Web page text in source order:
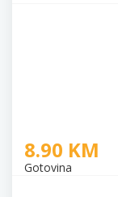
8.90 KM
Gotovina